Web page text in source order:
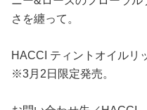
さを纏って。
HACCI ティントオイルリ
※3月2日限定発売。